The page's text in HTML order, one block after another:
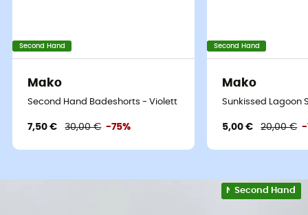
Second Hand
Mako
Second Hand Badeshorts - Violett - Tour de taille 70-75 cm
7,50 € 30,00 € -75%
Second Hand
Mako
Sunkissed Lagoon
5,00 € 20,00 € -
Nachhaltigkeit
Second Hand